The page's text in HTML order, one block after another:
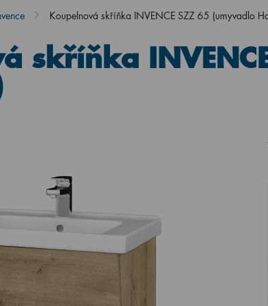
Koupelnová skříňka INVENCE SZZ 65 (umyvadlo
skříňka